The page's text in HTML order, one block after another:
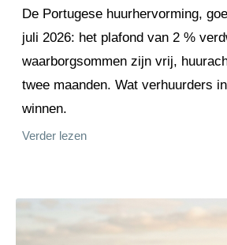
De Portugese huurhervorming,
juli 2026: het plafond van 2 %
waarborgsommen zijn vrij,
twee maanden. Wat verhuurders
winnen.
Verder lezen